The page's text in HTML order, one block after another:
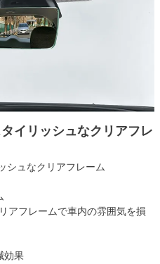
イリッシュなクリアフレ
シュなクリアフレーム
アフレームで車内の雰囲気を損
効果